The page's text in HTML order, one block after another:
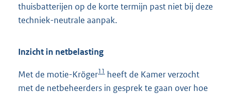
thuisbatterijen op de korte termijn past niet bij deze
techniek-neutrale aanpak.
Inzicht in netbelasting
Met de motie-Kröger11 heeft de Kamer verzocht
met de netbeheerders in gesprek te gaan over hoe